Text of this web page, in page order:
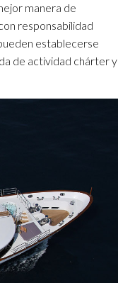
manera de
responsabilidad
establecerse
de actividad chárter y